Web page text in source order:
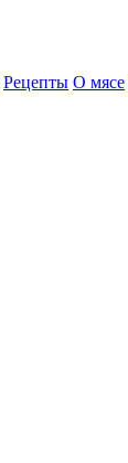
Рецепты О мясе